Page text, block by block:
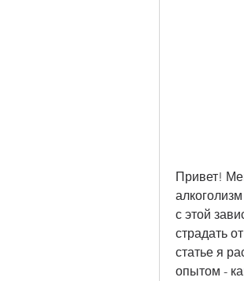
Привет!
с этой
страдать
статье я
опытом -